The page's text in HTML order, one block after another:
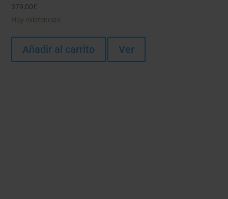
379,00€
Hay existencias
Añadir al carrito Ver